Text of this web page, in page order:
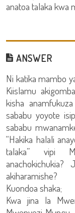
anatoa talaka kwa
ANSWER
Ni katika mambo
Kiislamu
kisha
sababu yoyote
sababu
“Hakika halali
talaka” vipi
anachokichukia?
akiharamishe?
Kuondoa shaka;
Kwa jina la